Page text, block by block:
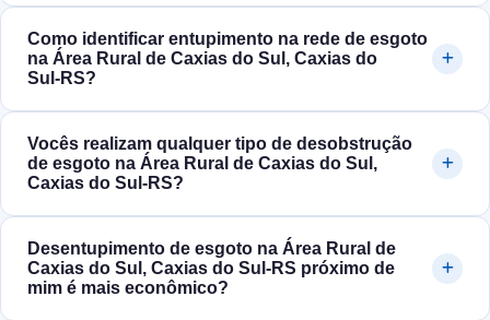
Como identificar entupimento na rede de esgoto
na Área Rural de Caxias do Sul, Caxias do
Sul‑RS?
Vocês realizam qualquer tipo de desobstrução
de esgoto na Área Rural de Caxias do Sul,
Caxias do Sul‑RS?
Desentupimento de esgoto na Área Rural de
Caxias do Sul, Caxias do Sul‑RS próximo de
mim é mais econômico?